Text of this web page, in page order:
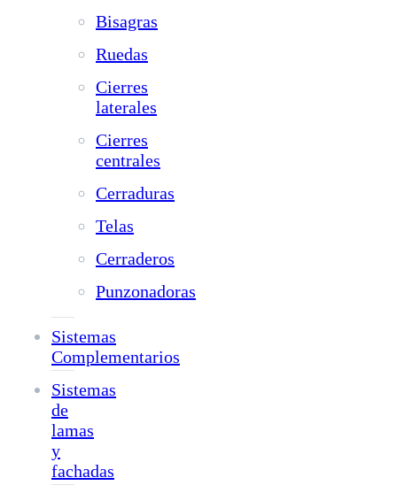
Bisagras
Ruedas
Cierres
laterales
Cierres
centrales
Cerraduras
Telas
Cerraderos
Punzonadoras
Sistemas
Complementarios
Sistemas
de
lamas
y
fachadas